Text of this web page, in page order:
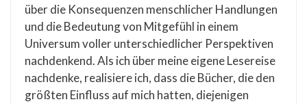
über die Konsequenzen menschlicher Handlungen
und die Bedeutung von Mitgefühl in einem
Universum voller unterschiedlicher Perspektiven
nachdenkend. Als ich über meine eigene Lesereise
nachdenke, realisiere ich, dass die Bücher, die den
größten Einfluss auf mich hatten, diejenigen